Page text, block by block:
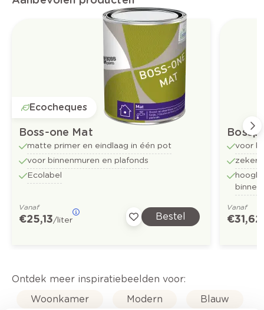
Ecocheques
Boss-one Mat
matte primer en eindlaag in één pot
voor binnenmuren en plafonds
Ecolabel
Vanaf
€ 25,13/liter Bestel
voor
Vanaf
€ 31,62
Ontdek meer inspiratiebeelden voor:
Woonkamer
Modern Blauw